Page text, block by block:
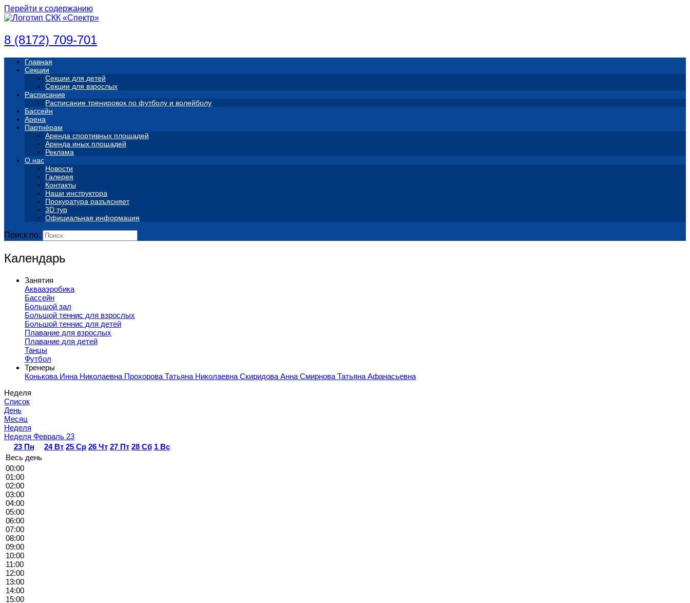
Перейти к содержанию
8 (8172) 709-701
Главная
Секции
Секции для детей
Секции для взрослых
Расписание
Расписание тренировок по футболу и волейболу
Бассейн
Арена
Партнёрам
Аренда спортивных площадей
Аренда иных площадей
Реклама
О нас
Новости
Галерея
Контакты
Наши инструктора
Прокуратура разъясняет
3D тур
Официальная информация
Поиск по:
Календарь
Занятия
Аквааэробика
Бассейн
Большой зал
Большой теннис для взрослых
Большой теннис для детей
Плавание для взрослых
Плавание для детей
Танцы
Футбол
Тренеры
Конькова Инна Николаевна Прохорова Татьяна Николаевна Скиридова Анна Смирнова Татьяна Афанасьевна
Неделя
Список
День
Месяц
Неделя
Неделя Февраль 23
23 Пн 24 Вт 25 Ср 26 Чт 27 Пт 28 Сб 1 Вс
Весь день
00:00
01:00
02:00
03:00
04:00
05:00
06:00
07:00
08:00
09:00
10:00
11:00
12:00
13:00
14:00
15:00